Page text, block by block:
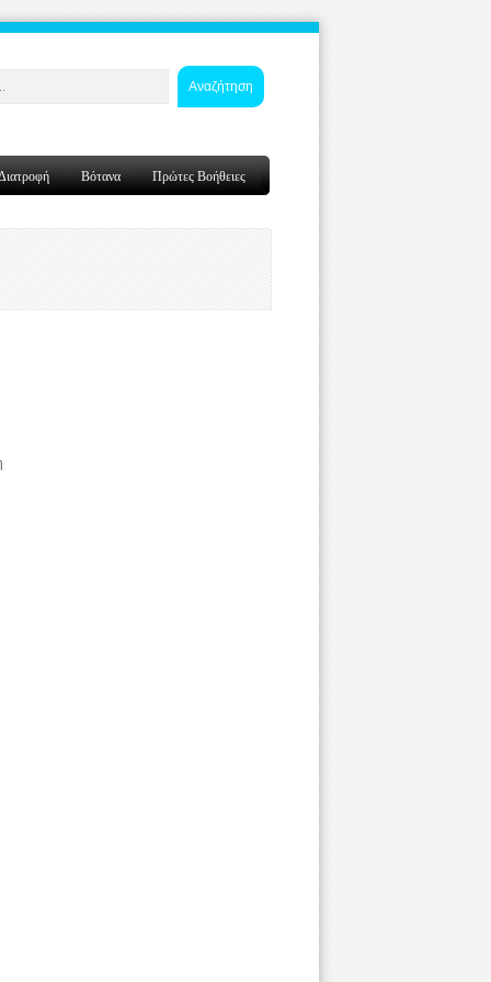
Αναζήτηση
Βότανα Πρώτες Βοήθειες